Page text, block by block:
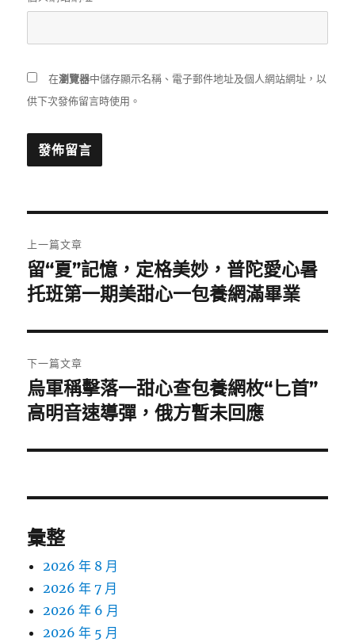
在瀏覽器中儲存顯示名稱、電子郵件地址及個人網站網址，以
供下次發佈留言時使用。
章
導
覽
上一篇文章
上
一
文
章:
留“夏”記憶，定格美妙，普陀愛心暑
托班第一期美甜心一包養網滿畢業
下一篇文章
下
一
文
烏軍稱擊落一甜心查包養網枚“匕首”
高明音速導彈，俄方暫未回應
彙整
2026 年 8 月
2026 年 7 月
2026 年 6 月
2026 年 5 月